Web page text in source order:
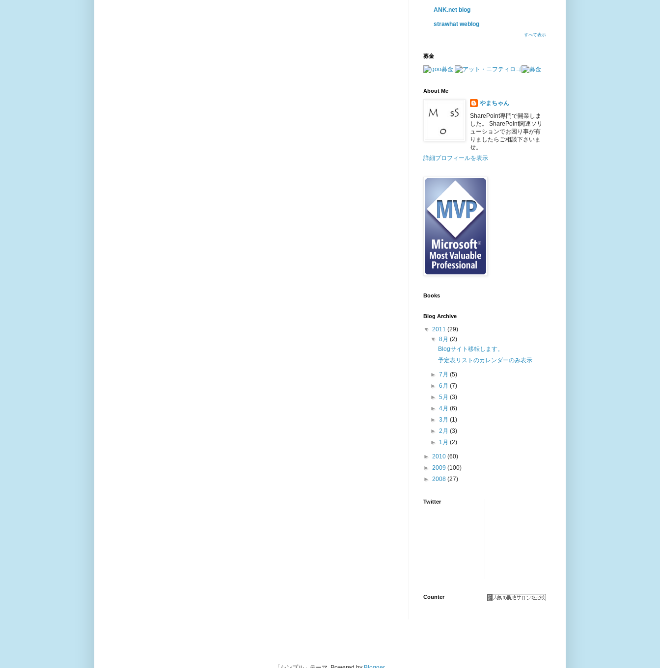
ANK.net blog
strawhat weblog
すべて表示
募金
About Me
やまちゃん
SharePoint専門で開業しま
した。 SharePoint関連ソリ
ューションでお困り事が有
りましたらご相談下さいま
せ。
詳細プロフィールを表示
Books
Blog Archive
▼ 2011 (29)
▼8月(2)
Blogサイト移転します。
予定表リストのカレンダーのみ表示
►7月(5)
►6月(7)
►5月(3)
►4月(6)
►3月(1)
►2月(3)
► 1月(2)
► 2010 (60)
► 2009 (100)
► 2008 (27)
Twitter
Counter